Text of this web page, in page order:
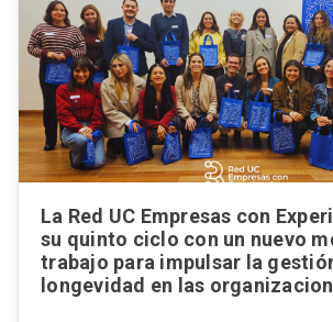
La Red UC Empresas con
su quinto ciclo con un nuevo
trabajo para impulsar la
longevidad en las